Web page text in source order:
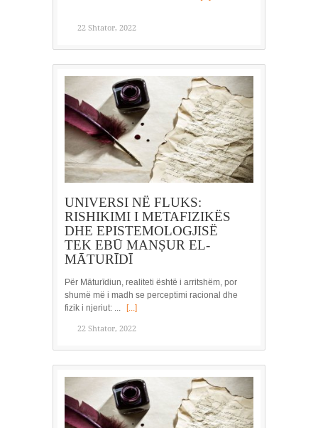
22 Shtator, 2022
UNIVERSI NË FLUKS:
RISHIKIMI I METAFIZIKËS
DHE EPISTEMOLOGJISË
TEK EBŪ MANṢUR EL-
MĀTURĪDĪ
Për Māturīdiun, realiteti është i arritshëm, por
shumë më i madh se perceptimi racional dhe
fizik i njeriut: ...
[...]
22 Shtator, 2022